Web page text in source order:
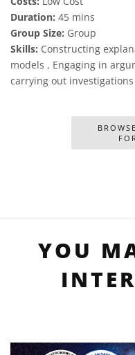
Duration: 45 mins
Group Size: Group
Skills: Constructing
models , Engaging in
carrying out investigations
YOU